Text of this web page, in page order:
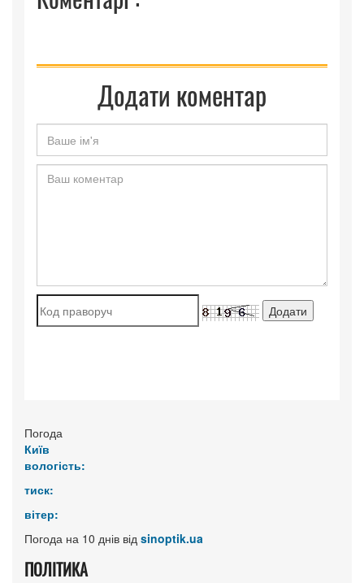
Додати коментар
Погода
Київ
вологість:
тиск:
вітер:
Погода на 10 днів від sinoptik.ua
ПОЛІТИКА